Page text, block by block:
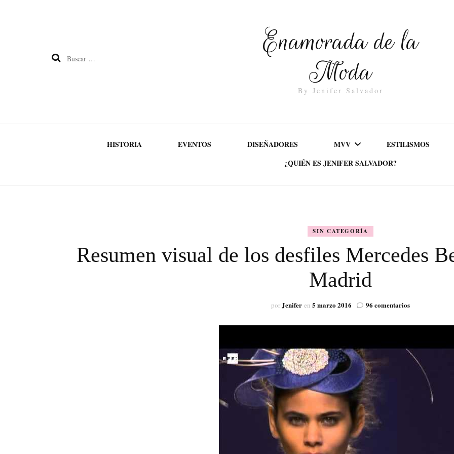
Buscar:
Enamorada de la
Moda
By Jenifer Salvador
HISTORIA EVENTOS DISEÑADORES MVV ESTILISMOS
¿QUIÉN ES JENIFER SALVADOR?
SIN CATEGORÍA
Resumen visual de los desfiles Mercedes
Madrid
porJenifer en 5 marzo 2016 96 comentariosen
visual
desfiles
Mercedes
Benz
Fashion